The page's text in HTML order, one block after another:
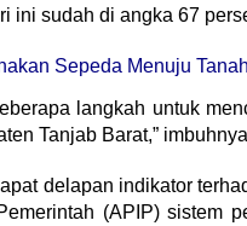
ini sudah di angka 67
Sepeda Menuju
langkah untuk
Tanjab Barat,”
delapan indikator
(APIP) sistem